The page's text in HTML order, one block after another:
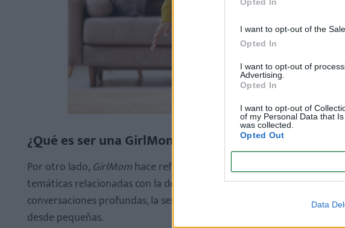
I want to opt-out of the
Opted In
I want to opt-out of
Advertising.
Opted In
I want to opt-out of
of my Personal Data that
was collected.
Opted Out
Data
¿Qué es ser una GirlMom?
Por otro lado, GirlMomhace referencia a las madres que tienen hijas.
temáticas relacionadas con la delicadeza,
la moda, las manualidades
conversaciones profundas, la sensibilidad y la forma en que muchas
desde pequeñas.